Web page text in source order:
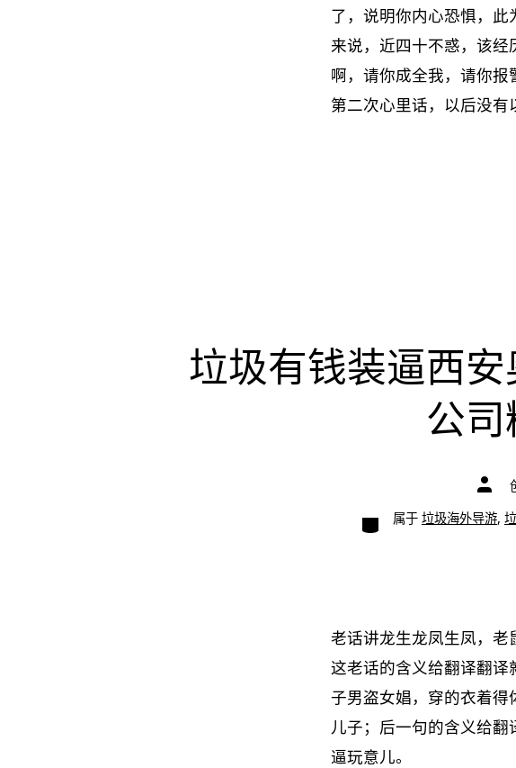
了，说明你内心恐惧，
来说，近四十不惑，该
啊，请你成全我，请你
第二次心里话，以后没有
垃圾有钱装逼西
公司
文
章
者
类
别
属于 垃圾海外导游,
老话讲龙生龙凤生凤，老
这老话的含义给翻译翻
子男盗女娼，穿的衣着
儿子；后一句的含义给
逼玩意儿。